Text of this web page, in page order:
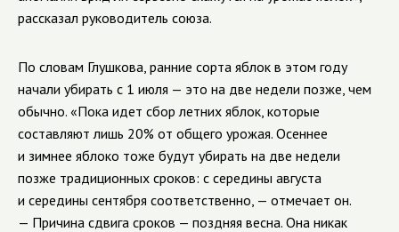
рассказал руководитель союза.
По словам Глушкова, ранние сорта яблок в этом году
начали убирать с 1 июля — это на две недели позже, чем
обычно. «Пока идет сбор летних яблок, которые
составляют лишь 20% от общего урожая. Осеннее
и зимнее яблоко тоже будут убирать на две недели
позже традиционных сроков: с середины августа
и середины сентября соответственно, — отмечает он.
— Причина сдвига сроков — поздняя весна. Она никак